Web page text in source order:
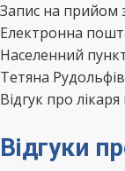
Запис на прийом
Електронна
Населенний
Тетяна
Відгук про
Відгуки